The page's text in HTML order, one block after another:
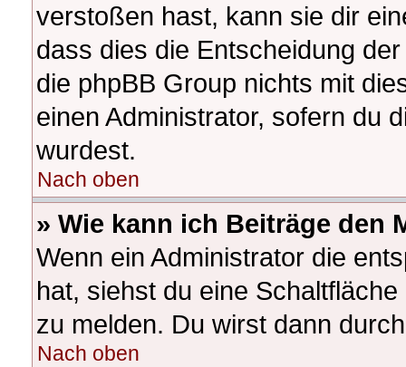
verstoßen hast, kann sie dir
dass dies die Entscheidung
die phpBB Group nichts mit
einen Administrator, sofern du
wurdest.
Nach oben
» Wie kann ich Beiträge den
Wenn ein Administrator die
hat, siehst du eine
zu melden. Du wirst dann
Nach oben